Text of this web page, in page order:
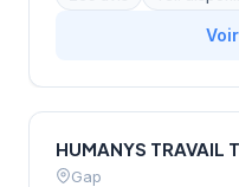
HUMANYS TRAVAIL
Gap